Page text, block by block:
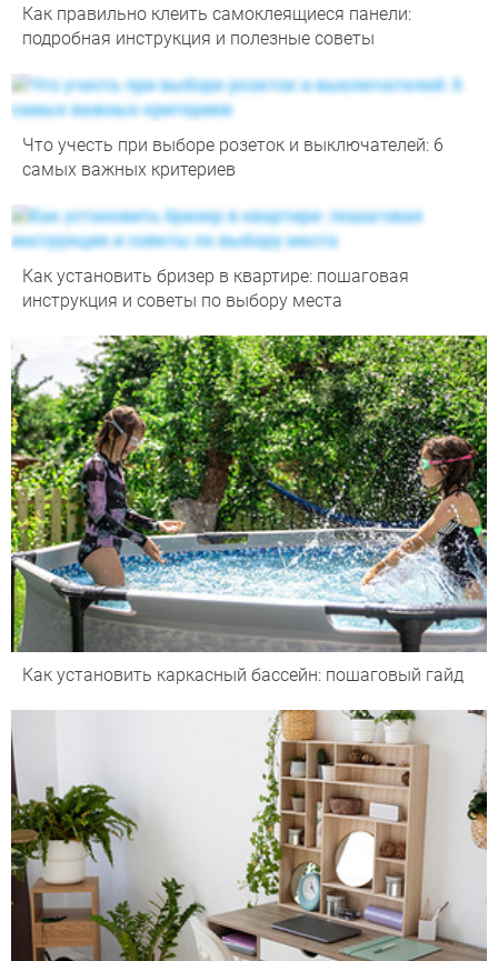
Как правильно клеить самоклеящиеся панели:
подробная инструкция и полезные советы
Что учесть при выборе розеток и выключателей: 6
самых важных критериев
Как установить бризер в квартире: пошаговая
инструкция и советы по выбору места
Как установить каркасный бассейн: пошаговый гайд